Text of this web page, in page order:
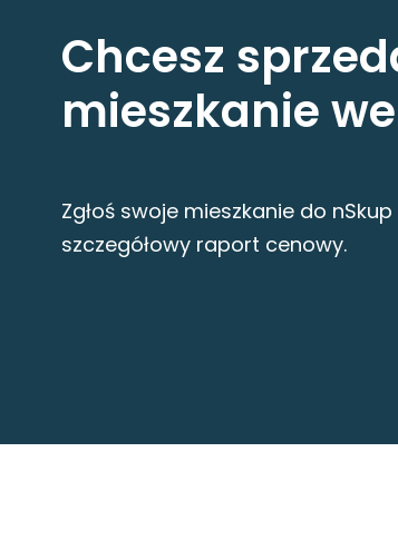
Chcesz
mieszkanie
Zgłoś swoje mieszkanie do
szczegółowy raport cenowy.